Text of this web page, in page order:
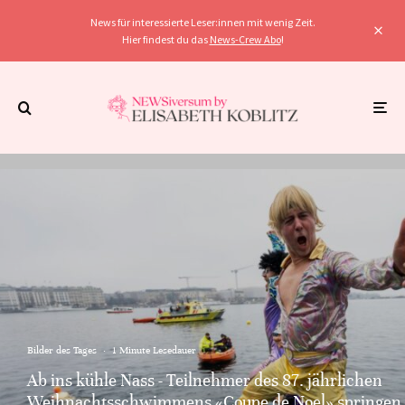
News für interessierte Leser:innen mit wenig Zeit.
Hier findest du das News-Crew Abo!
Bilder des Tages · 1 Minute Lesedauer
Ab ins kühle Nass - Teilnehmer des 87. jährlichen